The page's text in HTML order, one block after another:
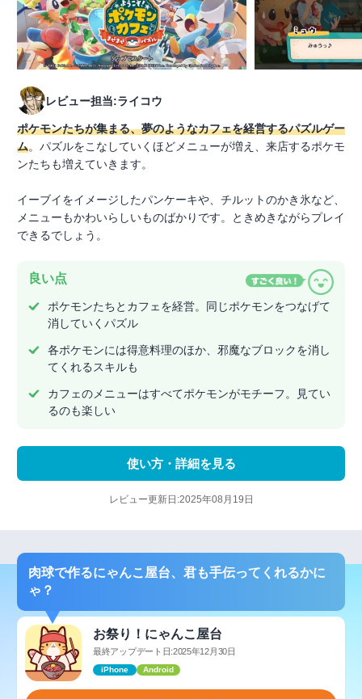
レビュー担当:ライコウ
ポケモンたちが集まる、夢のようなカフェを経営するパズルゲー
ム。パズルをこなしていくほどメニューが増え、来店するポケモ
ンたちも増えていきます。
イーブイをイメージしたパンケーキや、チルットのかき氷など、
メニューもかわいらしいものばかりです。ときめきながらプレイ
できるでしょう。
良い点
ポケモンたちとカフェを経営。同じポケモンをつなげて
消していくパズル
各ポケモンには得意料理のほか、邪魔なブロックを消し
てくれるスキルも
カフェのメニューはすべてポケモンがモチーフ。見てい
るのも楽しい
使い方・詳細を見る
レビュー更新日:2025年08月19日
肉球で作るにゃんこ屋台、君も手伝ってくれるかに
ゃ？
お祭り！にゃんこ屋台
最終アップデート日:2025年12月30日
iPhone Android